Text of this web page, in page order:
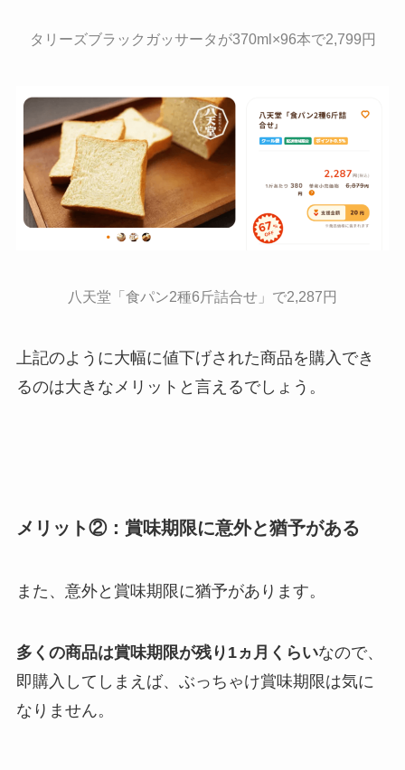
タリーズブラックガッサータが370ml×96本で2,799円
八天堂「食パン2種6斤詰合せ」で2,287円
上記のように大幅に値下げされた商品を購入でき
るのは大きなメリットと言えるでしょう。
メリット②：賞味期限に意外と猶予がある
また、意外と賞味期限に猶予があります。
多くの商品は賞味期限が残り1ヵ月くらいなので、
即購入してしまえば、ぶっちゃけ賞味期限は気に
なりません。